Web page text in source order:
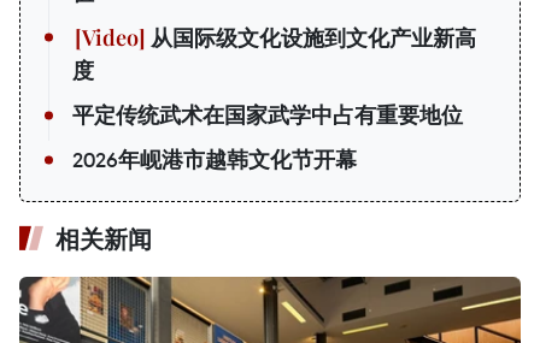
从国际级文化设施到文化产业新高
度
平定传统武术在国家武学中占有重要地位
2026年岘港市越韩文化节开幕
相关新闻